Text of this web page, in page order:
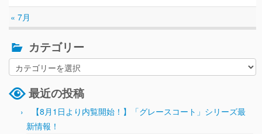
« 7月
カテゴリー
最近の投稿
【8月1日より内覧開始！】「グレースコート」シリーズ最
新情報！